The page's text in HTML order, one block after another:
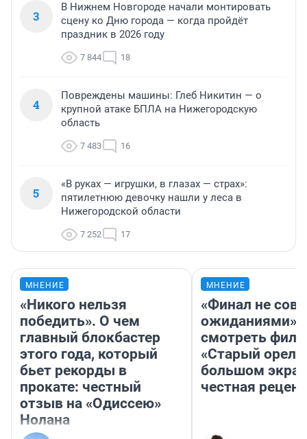
3
В Нижнем Новгороде начали монтировать
сцену ко Дню города — когда пройдёт
праздник в 2026 году
7 844 18
4
Повреждены машины: Глеб Никитин — о
крупной атаке БПЛА на Нижегородскую
область
7 483 16
5
«В руках — игрушки, в глазах — страх»:
пятилетнюю девочку нашли у леса в
Нижегородской области
7 252 17
МНЕНИЕ
«Никого нельзя
победить». О чем
главный блокбастер
этого года, который
бьет рекорды в
прокате: честный
отзыв на «Одиссею»
Нолана
МНЕНИЕ
«Финал не
ожиданиями»:
смотреть
«Старый орел»
большом
честная